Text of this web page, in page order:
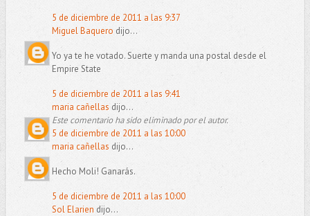
5 de diciembre de 2011 a las 9:37
Miguel Baquero dijo...
Yo ya te he votado. Suerte y manda una postal desde el
Empire State
5 de diciembre de 2011 a las 9:41
maria cañellas dijo...
Este comentario ha sido eliminado por el autor.
5 de diciembre de 2011 a las 10:00
maria cañellas dijo...
Hecho Moli! Ganarás.
5 de diciembre de 2011 a las 10:00
Sol Elarien dijo...